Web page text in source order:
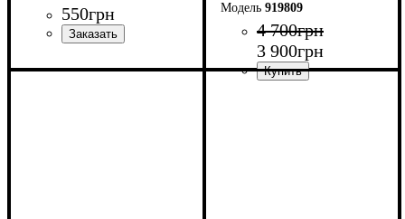
550грн 919809
4 700грн
3 900грн